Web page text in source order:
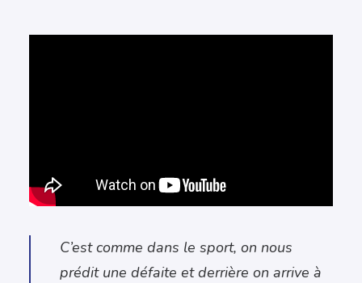
C’est comme dans le sport, on nous
prédit une défaite et derrière on arrive à